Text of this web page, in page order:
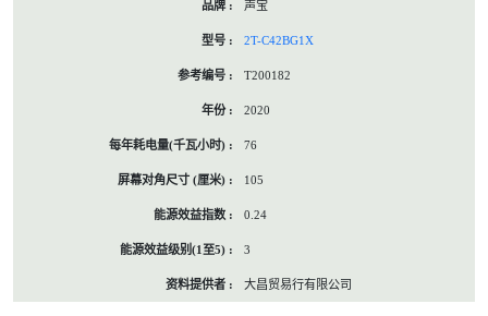
声宝
2T-C42BG1X
T200182
2020
76
105
0.24
3
大昌贸易行有限公司